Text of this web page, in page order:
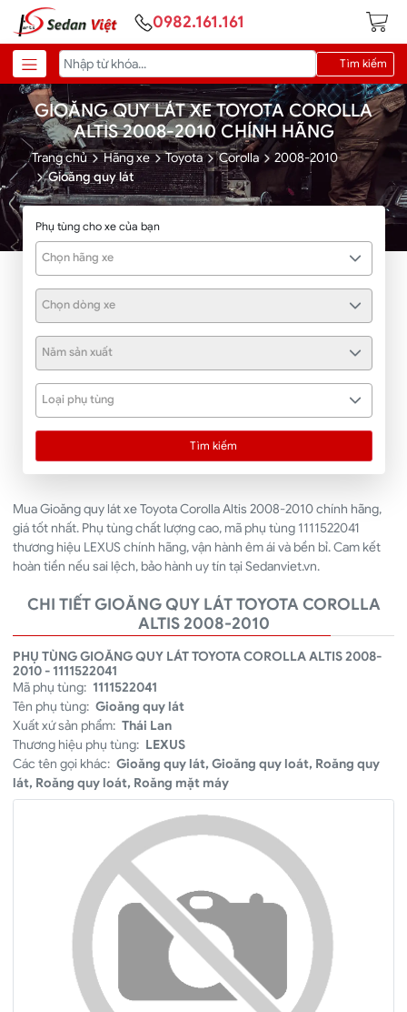
0982.161.161
Tìm kiếm
GIOĂNG QUY LÁT XE TOYOTA COROLLA
ALTIS 2008-2010 CHÍNH HÃNG
Trang chủ Hãng xe Toyota Corolla
2008-2010
Gioăng quy lát
Phụ tùng cho xe của bạn
Chọn hãng xe
Chọn dòng xe
Năm sản xuất
Loại phụ tùng
Tìm kiếm
Mua Gioăng quy lát xe Toyota Corolla Altis 2008-2010 chính hãng,
giá tốt nhất. Phụ tùng chất lượng cao, mã phụ tùng 1111522041
thương hiệu LEXUS chính hãng, vận hành êm ái và bền bỉ. Cam kết
hoàn tiền nếu sai lệch, bảo hành uy tín tại Sedanviet.vn.
CHI TIẾT GIOĂNG QUY LÁT TOYOTA COROLLA
ALTIS 2008-2010
PHỤ TÙNG GIOĂNG QUY LÁT TOYOTA COROLLA ALTIS 2008-
2010 - 1111522041
Mã phụ tùng: 1111522041
Tên phụ tùng: Gioăng quy lát
Xuất xứ sản phẩm: Thái Lan
Thương hiệu phụ tùng: LEXUS
Các tên gọi khác: Gioăng quy lát, Gioăng quy loát, Roăng quy
lát, Roăng quy loát, Roăng mặt máy